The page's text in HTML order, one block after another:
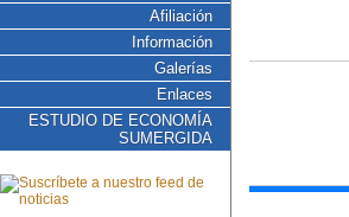
Afiliación
Información
Galerías
Enlaces
ESTUDIO DE ECONOMÍA
SUMERGIDA